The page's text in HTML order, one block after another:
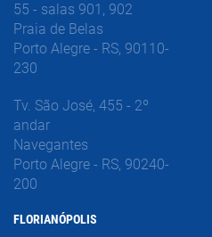
55 - salas 901, 902
Praia de Belas
Porto Alegre - RS, 90110-
230
Tv. São José, 455 - 2º
andar
Navegantes
Porto Alegre - RS, 90240-
200
FLORIANÓPOLIS